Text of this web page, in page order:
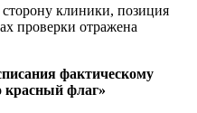
сторону клиники, позиция
проверки отражена
фактическому
красный флаг»